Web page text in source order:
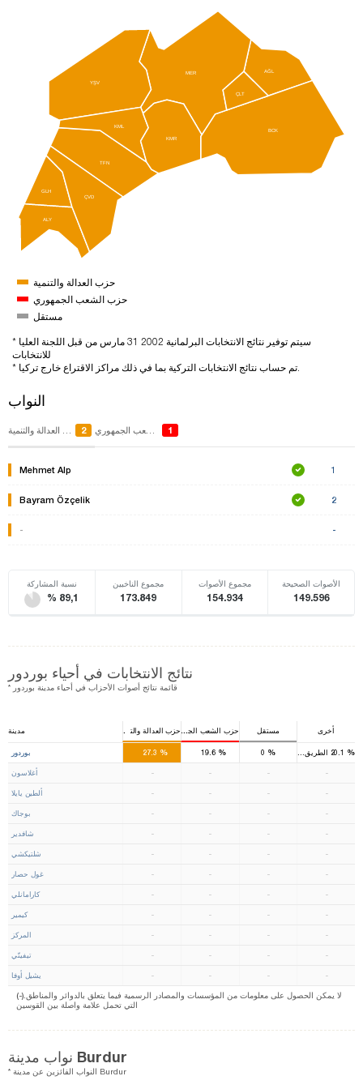
AĞL
BCK
MER
GLH
TFN
YŞV
KML
KMR
ALY
ÇVD
ÇLT
حزب العدالة والتنمية
حزب الشعب الجمهوري
مستقل
* سيتم توفير نتائج الانتخابات البرلمانية 2002 31 مارس من قبل اللجنة العليا
للانتخابات
* تم حساب نتائج الانتخابات التركية بما في ذلك مراكز الاقتراع خارج تركيا.
النواب
2 1
Mehmet Alp 1
Bayram Özçelik 2
- -
نسبة المشاركة
% 89,1
مجموع الناخبين
173.849
مجموع الأصوات
154.934
الأصوات الصحيحة
149.596
نتائج الانتخابات في أحياء بوردور
* قائمة نتائج أصوات الأحزاب في أحياء مدينة بوردور
مدينة حزب العدالة والتنميةحزب الشعب الجمهوري مستقل أخرى
بوردور %
2
%
19.6
1
% % الطريق القويم
أغلاسون - - - -
ألطين يايلا - - - -
بوجاك - - - -
شافدير - - - -
شلتيكشي - - - -
غول حصار - - - -
كارامانلي - - - -
كيمير - - - -
المركز - - - -
تيفينّي - - - -
يشيل أوفا - - - -
(-).لا يمكن الحصول على معلومات من المؤسسات والمصادر الرسمية فيما يتعلق بالدوائر والمناطق
التي تحمل علامة واصلة بين القوسين
نواب مدينة Burdur
* النواب الفائزين عن مدينة Burdur